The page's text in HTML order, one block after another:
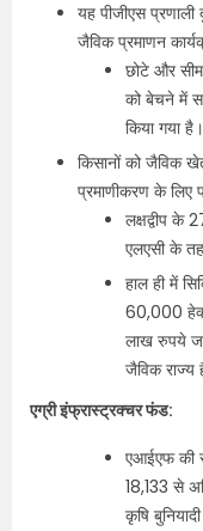
यह पीजीएस प्रणाली
जैविक प्रमाणन
छोटे और
को बेचने में
किया गया है।
किसानों को जैविक
प्रमाणीकरण के लिए
लक्षद्वीप के
एलएसी के
हाल ही में
60,000
लाख रुपये
जैविक राज्य
एग्री इंफ्रास्ट्रक्चर फंड:
एआईएफ की
18,133 से
कृषि